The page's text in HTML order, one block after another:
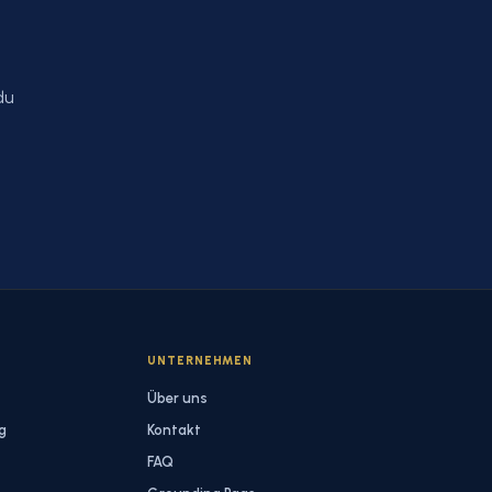
UNTERNEHMEN
Über uns
Kontakt
FAQ